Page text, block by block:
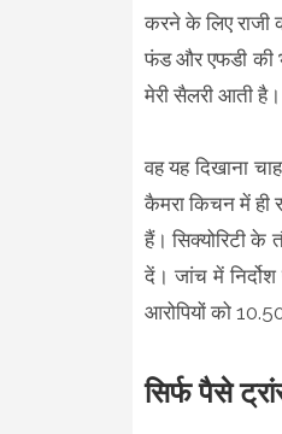
करने के लिए राजी
फंड और एफडी की
मेरी सैलरी आती
वह यह दिखाना
कैमरा किचन में ही
हैं। सिक्योरिटी
दें। जांच में
आरोपियों को
सिर्फ पैसे